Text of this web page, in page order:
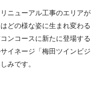
ニューアル工事のエリアが
どの様な姿に生まれ変わる
ンコースに新たに登場する
イネージ「梅田ツインビジ
みです。